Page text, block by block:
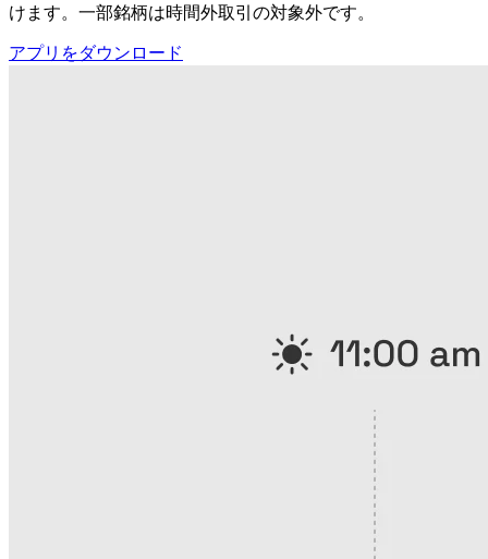
けます。一部銘柄は時間外取引の対象外です。
アプリをダウンロード